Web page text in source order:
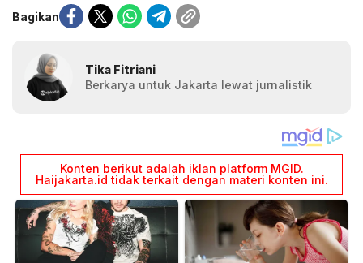
Bagikan
Tika Fitriani
Berkarya untuk Jakarta lewat jurnalistik